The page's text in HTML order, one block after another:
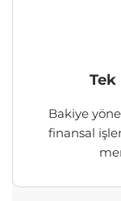
Bakiye
finansal